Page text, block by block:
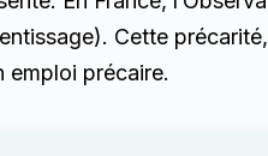
Cette
emploi précaire.